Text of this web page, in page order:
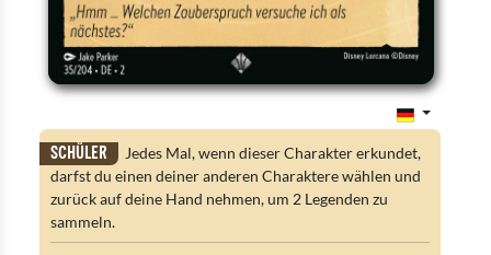
Schüler
Jedes Mal, wenn dieser Charakter erkundet,
darfst du einen deiner anderen Charaktere wählen und
zurück auf deine Hand nehmen, um 2 Legenden zu
sammeln.